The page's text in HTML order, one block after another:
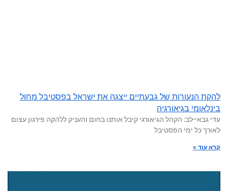
להקת הנעורות של גבעתיים ייצגה את ישראל בפסטיבל מחול
בינלאומי בגיאורגיה
עדי גבאי-לב: הקהל הגיאורגי קיבל אותנו בחום והעניק ללהקה פירגון עצום
לאורך כל ימי הפסטיבל
קרא עוד »